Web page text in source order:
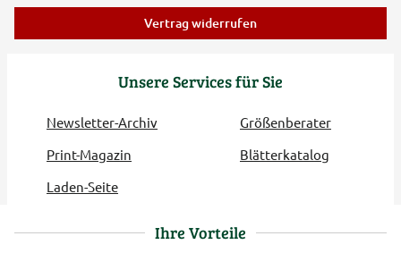
Unsere Services für Sie
Newsletter-Archiv
Größenberater
Print-Magazin
Blätterkatalog
Laden-Seite
Vertrag widerrufen
Ihre Vorteile